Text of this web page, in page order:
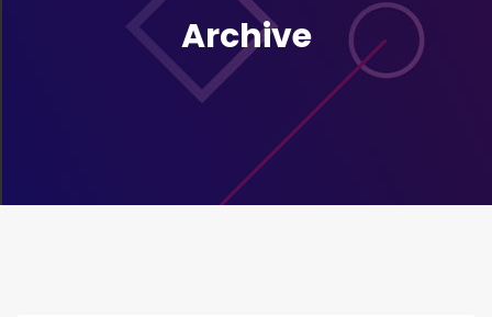
Archive